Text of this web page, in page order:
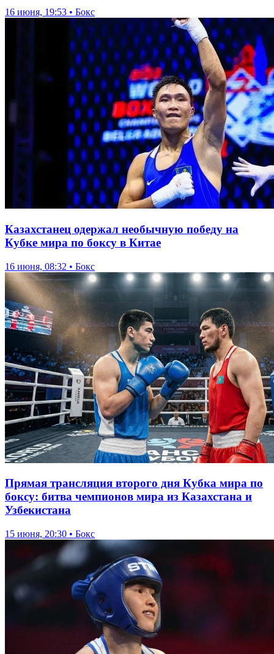
16 июня, 19:53 • Бокс
Казахстанец одержал необычную победу на
Кубке мира по боксу в Китае
16 июня, 08:32 • Бокс
Прямая трансляция второго дня Кубка мира по
боксу: битва чемпионов мира из Казахстана и
Узбекистана
15 июня, 20:30 • Бокс